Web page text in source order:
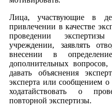
Лица, участвующие в
привлечении в качестве
проведении
учреждении, заявлять
внесении в
дополнительных
давать объяснения
эксперта или сообщением о
ходатайствовать о
повторной экспертизы.